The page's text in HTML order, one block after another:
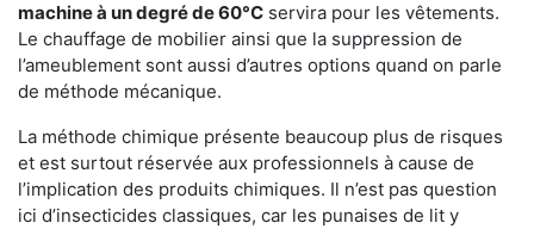
machine à un degré de 60°C servira pour les vêtements.
Le chauffage de mobilier ainsi que la suppression de
l’ameublement sont aussi d’autres options quand on parle
de méthode mécanique.
La méthode chimique présente beaucoup plus de risques
et est surtout réservée aux professionnels à cause de
l’implication des produits chimiques. Il n’est pas question
ici d’insecticides classiques, car les punaises de lit y